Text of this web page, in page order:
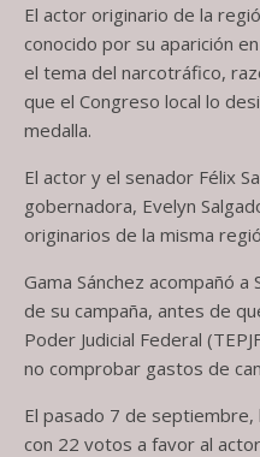
El actor originario de la
conocido por su aparición
el tema del narcotráfico,
que el Congreso local lo
medalla.
El actor y el senador Félix
gobernadora, Evelyn
originarios de la misma
Gama Sánchez acompañó a
de su campaña, antes de
Poder Judicial Federal
no comprobar gastos de
El pasado 7 de
con 22 votos a favor al